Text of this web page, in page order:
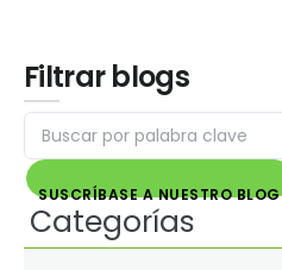
Filtrar blogs
SUSCRÍBASE A NUESTRO BLOG
Categorías